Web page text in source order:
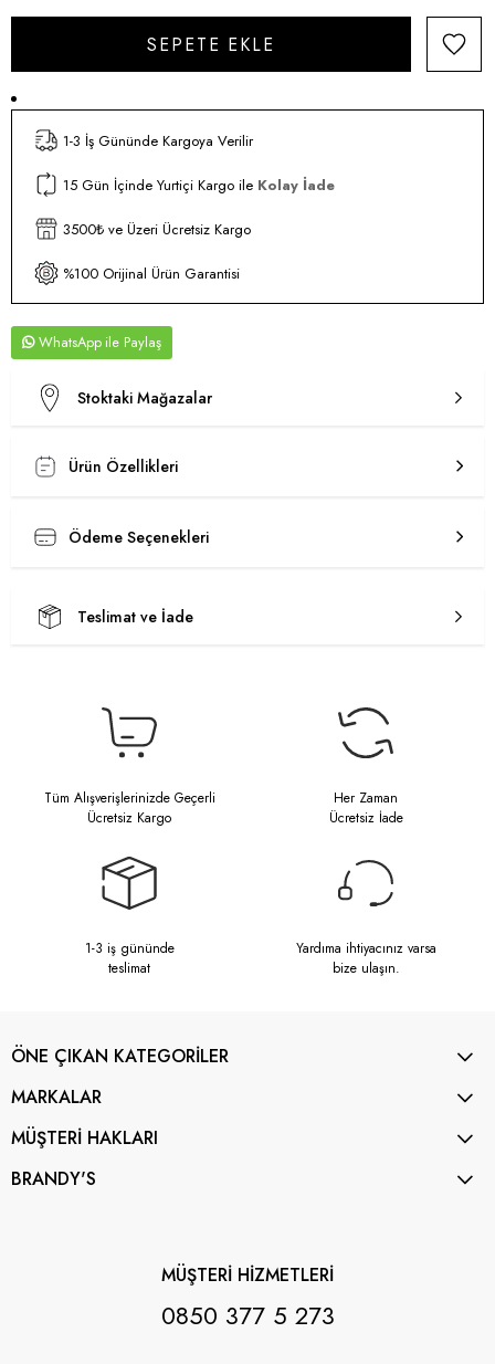
1-3 İş Gününde Kargoya Verilir
15 Gün İçinde Yurtiçi Kargo ile Kolay İade
3500₺ ve Üzeri Ücretsiz Kargo
%100 Orijinal Ürün Garantisi
WhatsApp
Stoktaki Mağazalar
Ürün Özellikleri
Ödeme Seçenekleri
Teslimat ve İade
Tüm Alışverişlerinizde Geçerli
Ücretsiz Kargo
Her Zaman
Ücretsiz İade
1-3 iş gününde
teslimat
Yardıma ihtiyacınız varsa
bize ulaşın.
ÖNE ÇIKAN KATEGORİLER
MARKALAR
MÜŞTERİ HAKLARI
BRANDY'S
MÜŞTERİ HİZMETLERİ
0850 377 5 273